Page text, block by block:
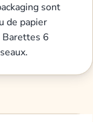
sont
de papier
Barettes 6